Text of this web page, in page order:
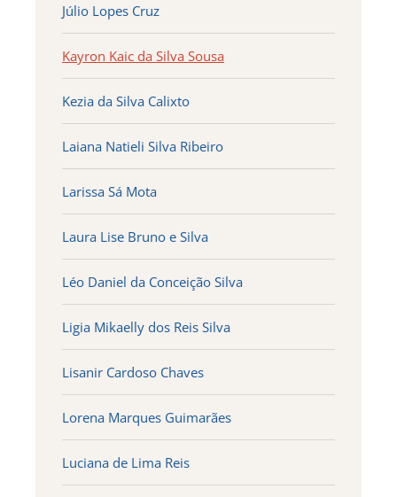
Júlio Lopes Cruz
Kayron Kaic da Silva Sousa
Kezia da Silva Calixto
Laiana Natieli Silva Ribeiro
Larissa Sá Mota
Laura Lise Bruno e Silva
Léo Daniel da Conceição Silva
Ligia Mikaelly dos Reis Silva
Lisanir Cardoso Chaves
Lorena Marques Guimarães
Luciana de Lima Reis